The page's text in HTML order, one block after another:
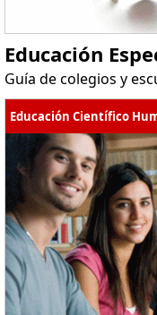
Educación
Guía de colegios y
Educación Científico